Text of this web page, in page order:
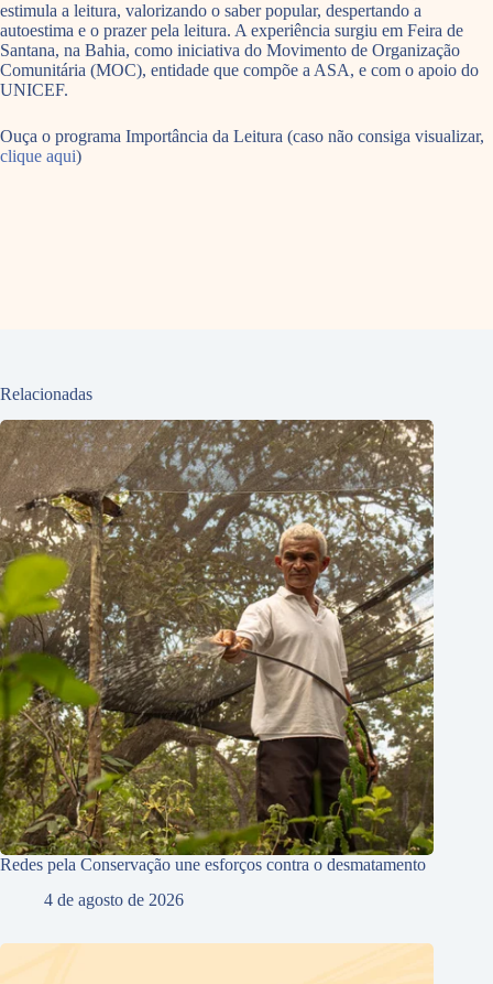
estimula a leitura, valorizando o saber popular, despertando a
autoestima e o prazer pela leitura. A experiência surgiu em Feira de
Santana, na Bahia, como iniciativa do Movimento de Organização
Comunitária (MOC), entidade que compõe a ASA, e com o apoio do
UNICEF.
Ouça o programa Importância da Leitura (caso não consiga visualizar,
clique aqui)
Relacionadas
Redes pela Conservação une esforços contra o desmatamento
4 de agosto de 2026